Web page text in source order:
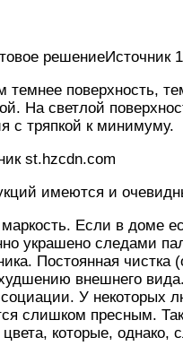
решениеИсточник
темнее поверхность,
На светлой
с тряпкой к минимуму.
st.hzcdn.com
имеются и
Если в доме
украшено следами
Постоянная чистка
внешнего вида.
У некоторых
слишком пресным.
которые, однако,